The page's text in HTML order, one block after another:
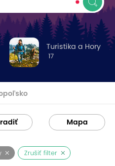
17
Turistika a Hory
Mapa
Zrušiť filter